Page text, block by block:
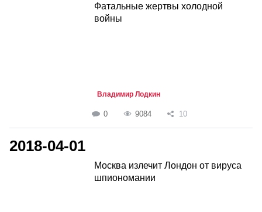
Фатальные жертвы холодной
войны
Владимир Лодкин
0 9084 10
2018-04-01
Москва излечит Лондон от вируса
шпиономании